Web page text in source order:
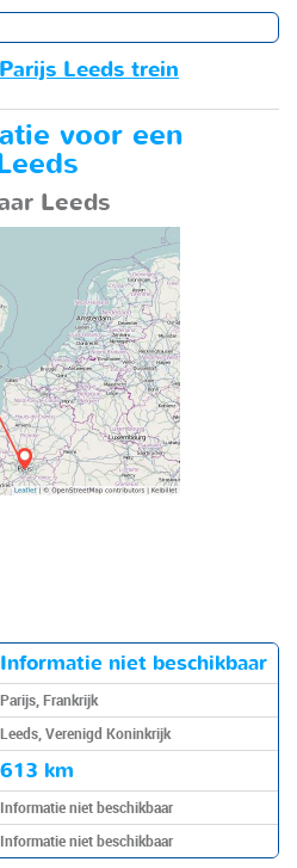
Leeds trein
voor een
Leeds
Informatie niet beschikbaar
Parijs, Frankrijk
Leeds, Verenigd Koninkrijk
613 km
Informatie niet beschikbaar
Informatie niet beschikbaar